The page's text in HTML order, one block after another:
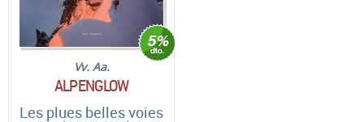
Vv. Aa.
ALPENGLOW
Les plues belles voies